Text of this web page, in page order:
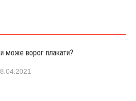
може ворог плакати?